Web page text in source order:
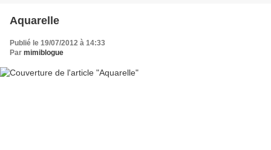
Aquarelle
Publié le 19/07/2012 à 14:33
Par mimiblogue